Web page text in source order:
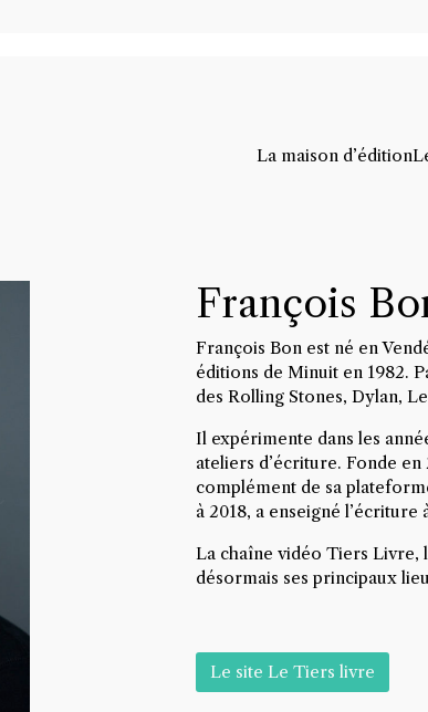
La maison d’édition
François
François Bon est né en
éditions de Minuit en 1982.
des Rolling Stones, Dylan,
Il expérimente dans les
ateliers d’écriture. Fonde
complément de sa
à 2018, a enseigné
La chaîne vidéo Tiers Livre,
désormais ses principaux
Le site Le Tiers livre